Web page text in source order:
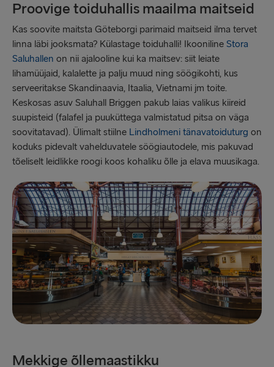
Proovige toiduhallis maailma maitseid
Kas soovite maitsta Göteborgi parimaid maitseid ilma tervet
linna läbi jooksmata? Külastage toiduhalli! Ikooniline Stora
Saluhallen on nii ajalooline kui ka maitsev: siit leiate
lihamüüjaid, kalalette ja palju muud ning söögikohti, kus
serveeritakse Skandinaavia, Itaalia, Vietnami jm toite.
Keskosas asuv Saluhall Briggen pakub laias valikus kiireid
suupisteid (falafel ja puuküttega valmistatud pitsa on väga
soovitatavad). Ülimalt stiilne Lindholmeni tänavatoiduturg on
koduks pidevalt vahelduvatele söögiautodele, mis pakuvad
tõeliselt leidlikke roogi koos kohaliku õlle ja elava muusikaga.
Mekkige õllemaastikku